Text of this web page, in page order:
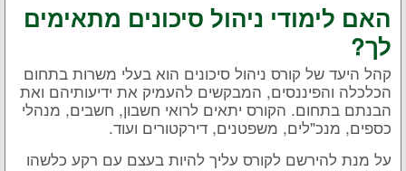
האם לימודי ניהול סיכונים מתאימים
לך?
קהל היעד של קורס ניהול סיכונים הוא בעלי משרות בתחום
הכלכלה והפיננסים, המבקשים להעמיק את ידיעותיהם ואת
הבנתם בתחום. הקורס יתאים לרואי חשבון, חשבים, מנהלי
כספים, מנכ"לים, משפטנים, דירקטורים ועוד.
על מנת להירשם לקורס עליך להיות בעצם עם רקע כלשהו